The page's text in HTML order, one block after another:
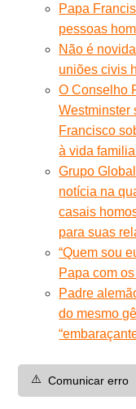
Papa
pessoas
Não é
uniões civis
O Conselho
Westminster
Francisco
à vida
Grupo
notícia na
casais
para suas
“Quem sou
Papa com
Padre
do mesmo
⚠️ Comunicar erro